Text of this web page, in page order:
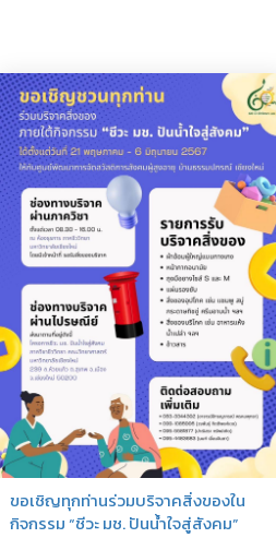
ขอเชิญทุกท่านร่วมบริจาคสิ่งของใน
กิจกรรม “ชีวะ มช. ปันน้ำใจสู่สังคม”